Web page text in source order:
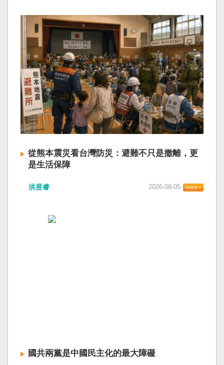
從熊本震災看台灣防災：避難不只是撤離，更
是生活保障
洪昱睿 2026-08-05
國共兩黨是中國民主化的最大障礙